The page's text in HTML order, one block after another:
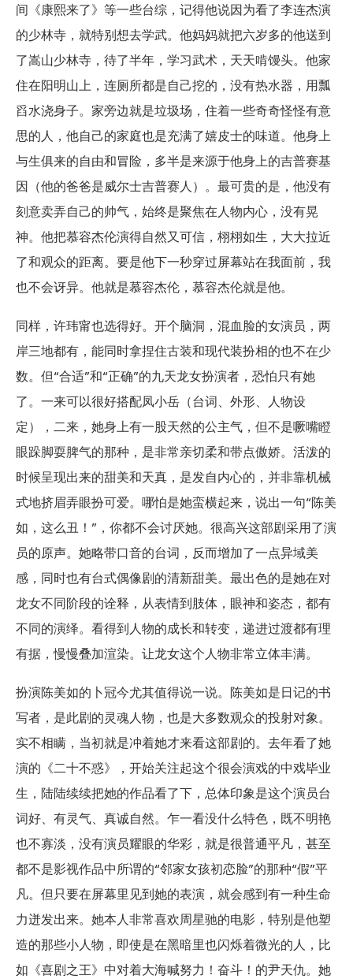
间《康熙来了》等一些台综，记得他说因为看了李连杰演
的少林寺，就特别想去学武。他妈妈就把六岁多的他送到
了嵩山少林寺，待了半年，学习武术，天天啃馒头。他家
住在阳明山上，连厕所都是自己挖的，没有热水器，用瓢
舀水浇身子。家旁边就是垃圾场，住着一些奇奇怪怪有意
思的人，他自己的家庭也是充满了嬉皮士的味道。他身上
与生俱来的自由和冒险，多半是来源于他身上的吉普赛基
因（他的爸爸是威尔士吉普赛人）。最可贵的是，他没有
刻意卖弄自己的帅气，始终是聚焦在人物内心，没有晃
神。他把慕容杰伦演得自然又可信，栩栩如生，大大拉近
了和观众的距离。要是他下一秒穿过屏幕站在我面前，我
也不会讶异。他就是慕容杰伦，慕容杰伦就是他。
同样，许玮甯也选得好。开个脑洞，混血脸的女演员，两
岸三地都有，能同时拿捏住古装和现代装扮相的也不在少
数。但“合适”和“正确”的九天龙女扮演者，恐怕只有她
了。一来可以很好搭配凤小岳（台词、外形、人物设
定），二来，她身上有一股天然的公主气，但不是噘嘴瞪
眼跺脚耍脾气的那种，是非常亲切柔和带点傲娇。活泼的
时候呈现出来的甜美和天真，是发自内心的，并非靠机械
式地挤眉弄眼扮可爱。哪怕是她蛮横起来，说出一句“陈美
如，这么丑！”，你都不会讨厌她。很高兴这部剧采用了演
员的原声。她略带口音的台词，反而增加了一点异域美
感，同时也有台式偶像剧的清新甜美。最出色的是她在对
龙女不同阶段的诠释，从表情到肢体，眼神和姿态，都有
不同的演绎。看得到人物的成长和转变，递进过渡都有理
有据，慢慢叠加渲染。让龙女这个人物非常立体丰满。
扮演陈美如的卜冠今尤其值得说一说。陈美如是日记的书
写者，是此剧的灵魂人物，也是大多数观众的投射对象。
实不相瞒，当初就是冲着她才来看这部剧的。去年看了她
演的《二十不惑》，开始关注起这个很会演戏的中戏毕业
生，陆陆续续把她的作品看了下，总体印象是这个演员台
词好、有灵气、真诚自然。乍一看没什么特色，既不明艳
也不寡淡，没有演员耀眼的华彩，就是很普通平凡，甚至
都不是影视作品中所谓的“邻家女孩初恋脸”的那种“假”平
凡。但只要在屏幕里见到她的表演，就会感到有一种生命
力迸发出来。她本人非常喜欢周星驰的电影，特别是他塑
造的那些小人物，即使是在黑暗里也闪烁着微光的人，比
如《喜剧之王》中对着大海喊努力！奋斗！的尹天仇。她